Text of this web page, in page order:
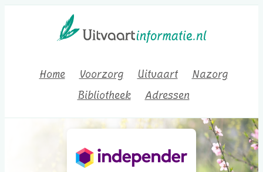
Home Voorzorg Uitvaart
Nazorg
Bibliotheek
Adressen